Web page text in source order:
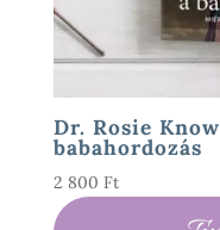
Dr. Rosie
babahordozás
2 800 Ft